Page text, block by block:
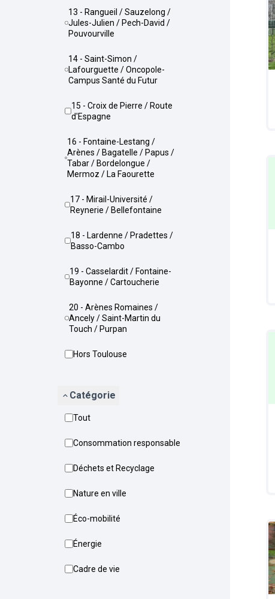
13 - Rangueil / Sauzelong /
Jules-Julien / Pech-David /
Pouvourville
14 - Saint-Simon /
Lafourguette / Oncopole-
Campus Santé du Futur
15 - Croix de Pierre / Route
d'Espagne
16 - Fontaine-Lestang /
Arènes / Bagatelle / Papus /
Tabar / Bordelongue /
Mermoz / La Faourette
17 - Mirail-Université /
Reynerie / Bellefontaine
18 - Lardenne / Pradettes /
Basso-Cambo
19 - Casselardit / Fontaine-
Bayonne / Cartoucherie
20 - Arènes Romaines /
Ancely / Saint-Martin du
Touch / Purpan
Hors Toulouse
Catégorie
Tout
Consommation responsable
Déchets et Recyclage
Nature en ville
Éco-mobilité
Énergie
Cadre de vie